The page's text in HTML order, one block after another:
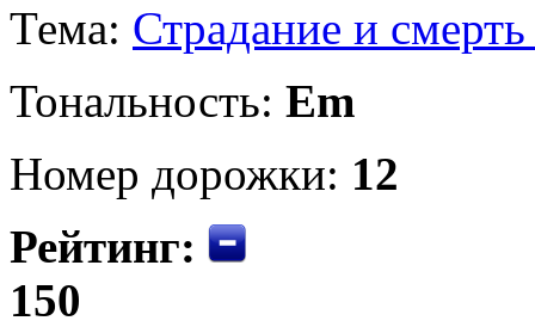
Тема: Страдание и
Тональность: Em
Номер дорожки: 12
Рейтинг:
150